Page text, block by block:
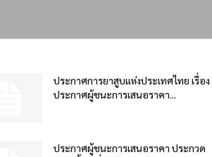
ประกาศการยาสูบแห่งประเทศไทย เรื่อง
ประกาศผู้ชนะการเสนอราคา...
ประกาศผู้ชนะการเสนอราคา ประกวด